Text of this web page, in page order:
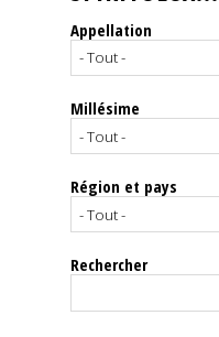
Spiritueux
Notes
dégustation
Le
Appellation
Millésime
Région et pays
Rechercher